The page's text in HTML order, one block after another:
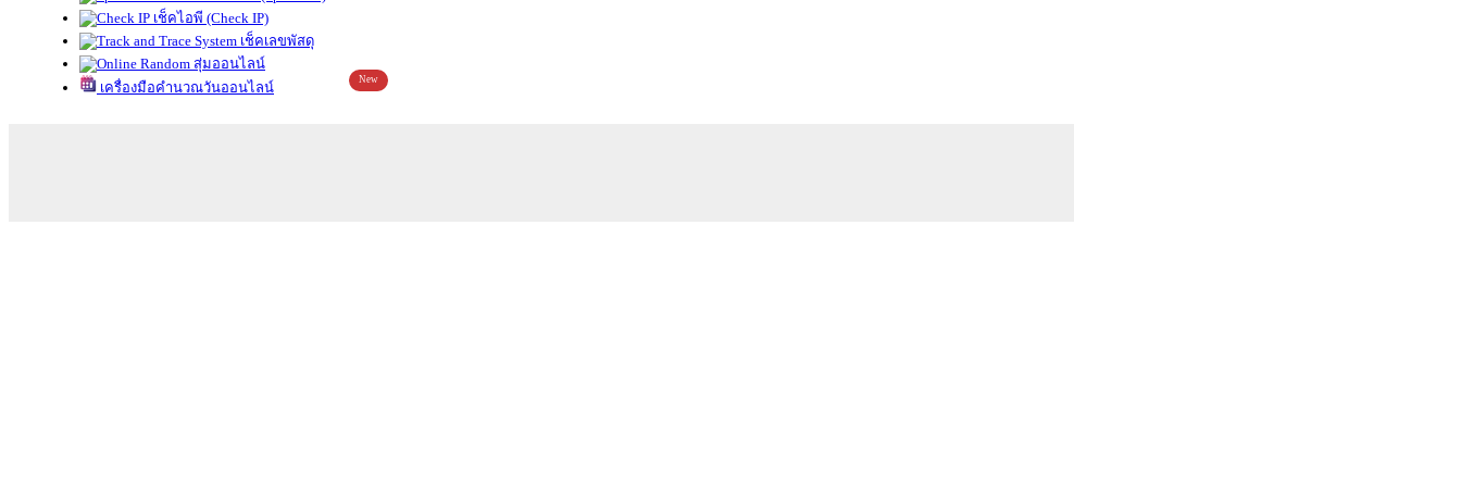
เช็คไอพี (Check IP)
เช็คเลขพัสดุ
สุ่มออนไลน์
เครื่องมือคำนวณวันออนไลน์
New